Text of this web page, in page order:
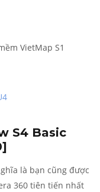
VietMap S1
S4 Basic
là bạn cũng được
360 tiên tiến nhất